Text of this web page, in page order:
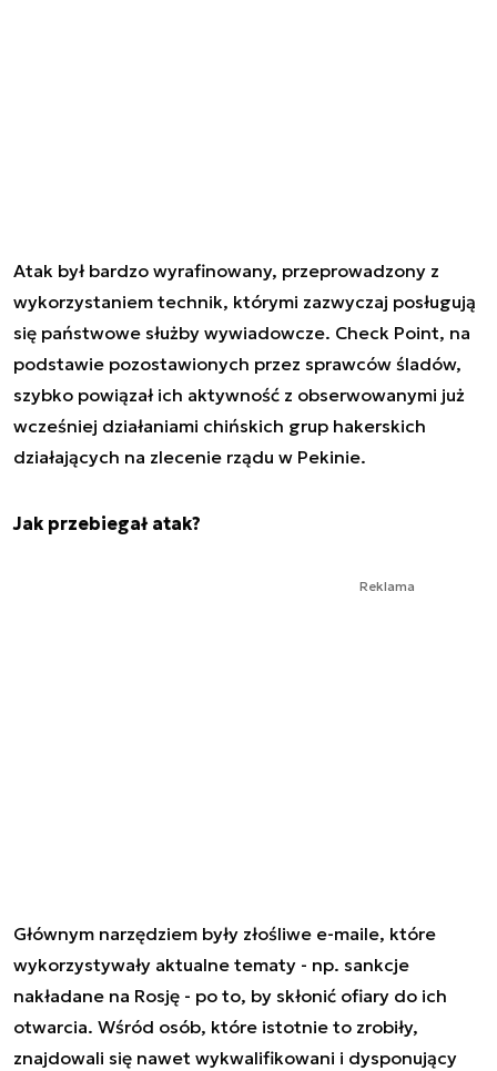
Atak był bardzo wyrafinowany, przeprowadzony z
wykorzystaniem technik, którymi zazwyczaj posługują
się państwowe służby wywiadowcze. Check Point, na
podstawie pozostawionych przez sprawców śladów,
szybko powiązał ich aktywność z obserwowanymi już
wcześniej działaniami chińskich grup hakerskich
działających na zlecenie rządu w Pekinie.
Jak przebiegał atak?
Reklama
Głównym narzędziem były złośliwe e-maile, które
wykorzystywały aktualne tematy - np. sankcje
nakładane na Rosję - po to, by skłonić ofiary do ich
otwarcia. Wśród osób, które istotnie to zrobiły,
znajdowali się nawet wykwalifikowani i dysponujący